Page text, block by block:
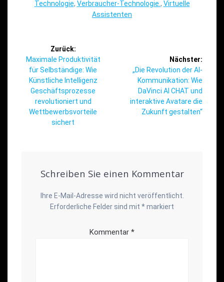
Technologie, Verbraucher-Technologie. , Virtuelle
Assistenten
Beitragsnavigation
Zurück:
Vorheriger
Beitrag:
Maximale Produktivität
für Selbständige: Wie
Künstliche Intelligenz
Geschäftsprozesse
revolutioniert und
Wettbewerbsvorteile
sichert
Nächster:
Nächster
Beitrag:
„Die Revolution der AI-
Kommunikation: Wie
DaVinci AI CHAT und
interaktive Avatare die
Zukunft gestalten“
Schreiben Sie einen Kommentar
Ihre E-Mail-Adresse wird nicht veröffentlicht.
Erforderliche Felder sind mit *markiert
Kommentar *